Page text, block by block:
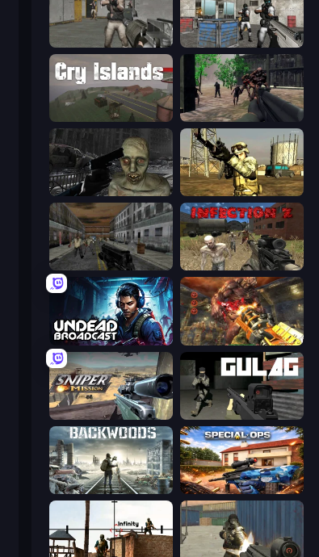
Warfare Area Bullet Fury 2
Sudden Attack
C-Virus Game: Outbreak Mountain Operation
Silent Insanity Psychological Trauma Infection Z
Undead Broadcast Cemetery Warrior 4
Sniper Mission Gulag
Backwoods Special Ops: GO